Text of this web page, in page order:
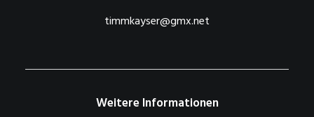
timmkayser@gmx.net
Weitere Informationen